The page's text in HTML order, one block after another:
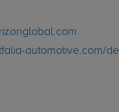
automotive.com/de